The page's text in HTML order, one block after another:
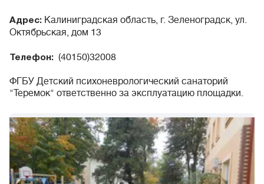
Адрес: Калиниградская область, г. Зеленоградск, ул.
Октябрьская, дом 13
Телефон: (40150)32008
ФГБУ Детский психоневрологический санаторий
"Теремок" ответственно за эксплуатацию площадки.